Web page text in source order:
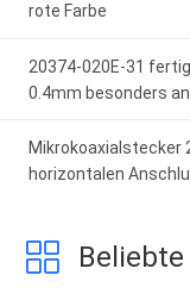
rote Farbe
20374-020E-31
0.4mm besonders an
Mikrokoaxialstecker
horizontalen